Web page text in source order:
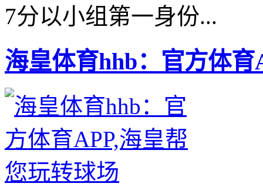
7分以小组第一身份...
海皇体育hhb：官方体